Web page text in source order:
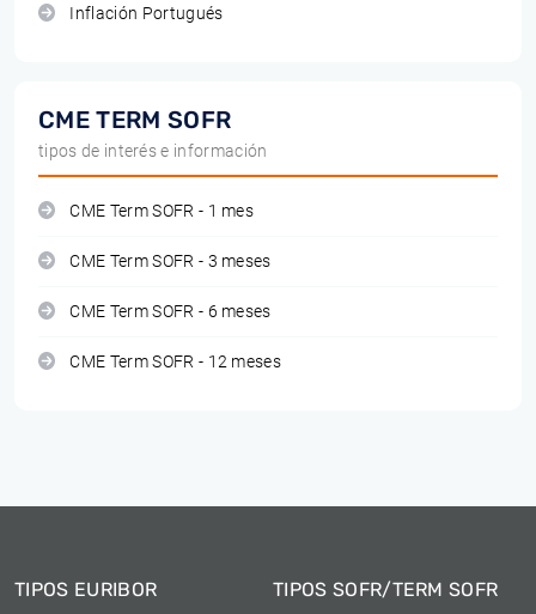
Inflación Portugués
CME TERM SOFR
tipos de interés e información
CME Term SOFR - 1 mes
CME Term SOFR - 3 meses
CME Term SOFR - 6 meses
CME Term SOFR - 12 meses
TIPOS EURIBOR TIPOS SOFR/TERM SOFR